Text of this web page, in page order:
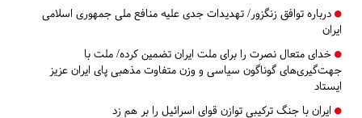
درباره توافق زنگزور/ تهدیدات جدی علیه منافع ملی جمهوری اسلامی
ایران
خدای متعال نصرت را برای ملت ایران تضمین کرده/ ملت با
جهت‌گیری‌های گوناگون سیاسی و وزن متفاوت مذهبی پای ایران عزیز
ایستاد
ایران با جنگ ترکیبی توازن قوای اسرائیل را بر هم زد